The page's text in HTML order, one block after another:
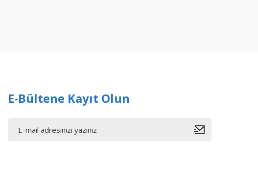
E-Bültene Kayıt Olun